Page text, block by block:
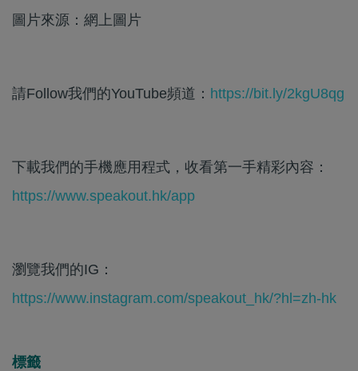
圖片來源：網上圖片
請Follow我們的YouTube頻道： https://bit.ly/2kgU8qg
下載我們的手機應用程式，收看第一手精彩內容：
https://www.speakout.hk/app
瀏覽我們的IG：
https://www.instagram.com/speakout_hk/?hl=zh-hk
標籤